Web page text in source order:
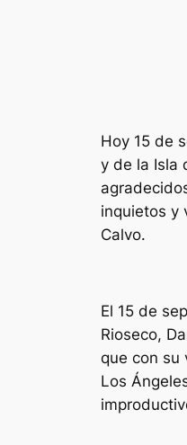
Hoy 15 de
y de la Isla
inquietos y
Calvo.
El 15 de
Rioseco,
que con su
Los